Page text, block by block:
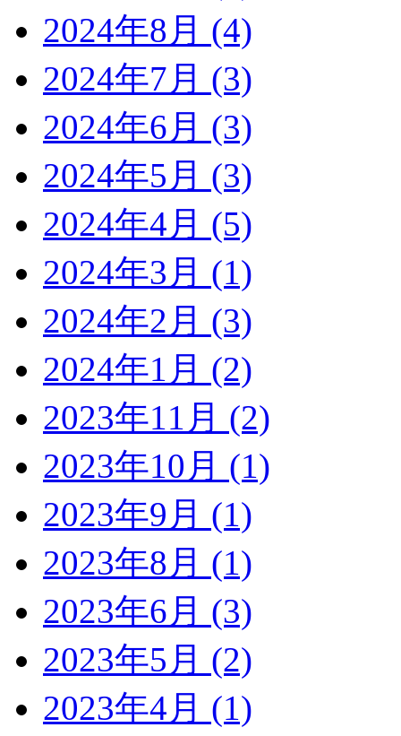
2024年8月 (4)
2024年7月 (3)
2024年6月 (3)
2024年5月 (3)
2024年4月 (5)
2024年3月 (1)
2024年2月 (3)
2024年1月 (2)
2023年11月 (2)
2023年10月 (1)
2023年9月 (1)
2023年8月 (1)
2023年6月 (3)
2023年5月 (2)
2023年4月 (1)